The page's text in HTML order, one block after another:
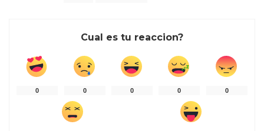
Cual es tu reaccion?
0 0 0 0 0